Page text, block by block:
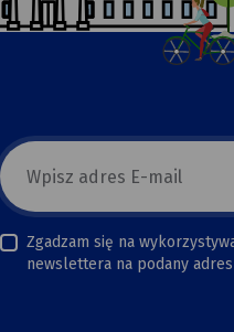
E-
mail
newsletter
Zgadzam się na
newslettera na podany